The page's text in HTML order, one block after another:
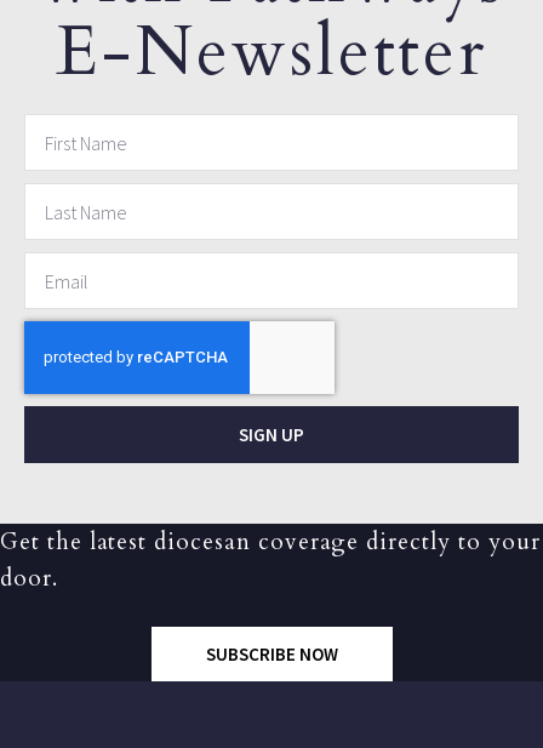
E-Newsletter
SIGN UP
Get the latest diocesan coverage directly to your
door.
SUBSCRIBE NOW